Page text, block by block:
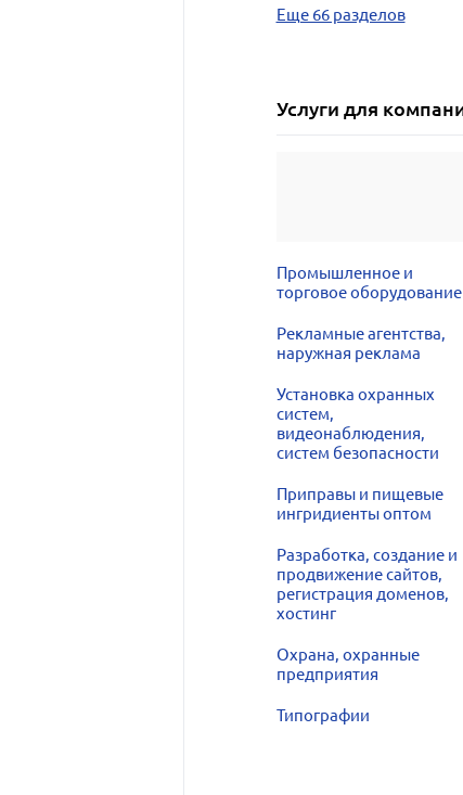
Еще 66 разделов
Услуги для
Промышленное и
торговое оборудование
Рекламные агентства,
наружная реклама
Установка охранных
систем,
видеонаблюдения,
систем безопасности
Приправы и пищевые
ингридиенты оптом
Разработка, создание и
продвижение сайтов,
регистрация доменов,
хостинг
Охрана, охранные
предприятия
Типографии